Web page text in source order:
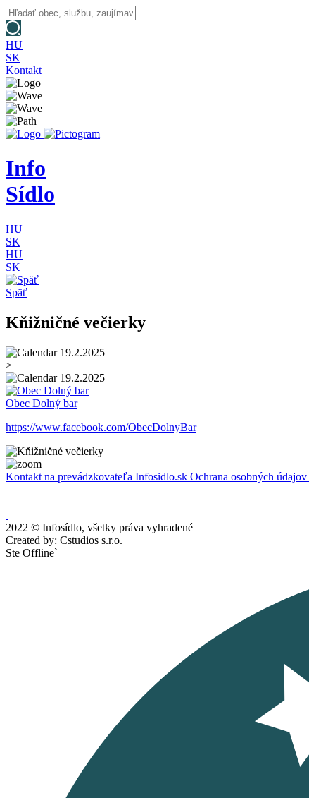
HU
SK
Kontakt
Info
Sídlo
HU
SK
HU
SK
Späť
Kňižničné večierky
19.2.2025
>
19.2.2025
Obec Dolný bar
https://www.facebook.com/ObecDolnyBar
Kontakt na prevádzkovateľa Infosidlo.sk Ochrana osobných údajov
2022 © Infosídlo, všetky práva vyhradené
Created by: Cstudios s.r.o.
Ste Offline`